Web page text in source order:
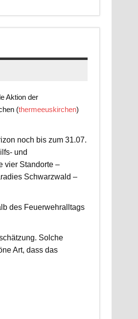
Aktion der
(thermeeuskirchen)
noch bis zum 31.07.
und
vier Standorte –
Schwarzwald –
des Feuerwehralltags
Solche
Art, dass das